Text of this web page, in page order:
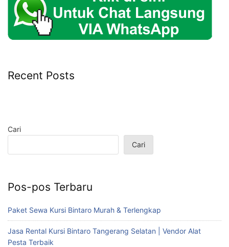
Recent Posts
Cari
Cari
Pos-pos Terbaru
Paket Sewa Kursi Bintaro Murah & Terlengkap
Jasa Rental Kursi Bintaro Tangerang Selatan | Vendor Alat
Pesta Terbaik